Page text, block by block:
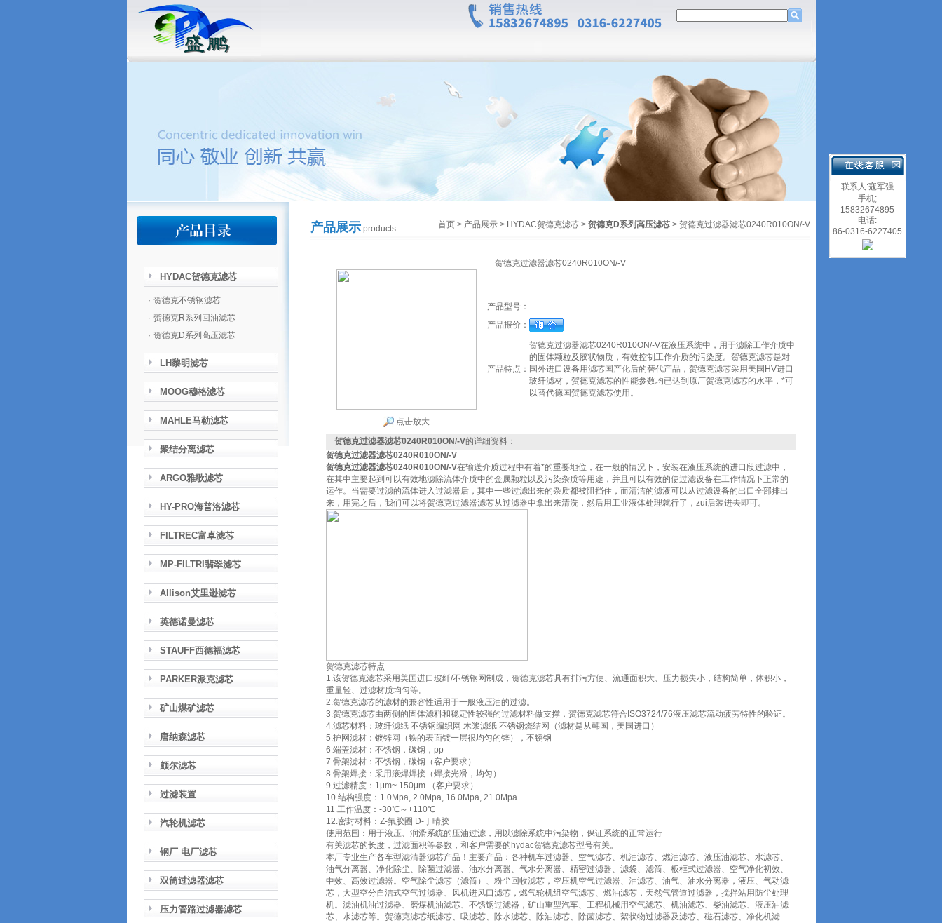
HYDAC贺德克滤芯
· 贺德克不锈钢滤芯
· 贺德克R系列回油滤芯
· 贺德克D系列高压滤芯
LH黎明滤芯
MOOG穆格滤芯
MAHLE马勒滤芯
聚结分离滤芯
ARGO雅歌滤芯
HY-PRO海普洛滤芯
FILTREC富卓滤芯
MP-FILTRI翡翠滤芯
Allison艾里逊滤芯
英德诺曼滤芯
STAUFF西德福滤芯
PARKER派克滤芯
矿山煤矿滤芯
唐纳森滤芯
颇尔滤芯
过滤装置
汽轮机滤芯
钢厂 电厂滤芯
双筒过滤器滤芯
压力管路过滤器滤芯
产品展示 products 首页 > 产品展示 > HYDAC贺德克滤芯 > 贺德克D系列高压滤芯 > 贺德克过滤器滤芯0240R010ON/-V
贺德克过滤器滤芯0240R010ON/-V
点击放大
产品型号：
产品报价：
产品特点：
贺德克过滤器滤芯0240R010ON/-V在液压系统中，用于滤除工作介质中
的固体颗粒及胶状物质，有效控制工作介质的污染度。贺德克滤芯是对
国外进口设备用滤芯国产化后的替代产品，贺德克滤芯采用美国HV进口
玻纤滤材，贺德克滤芯的性能参数均已达到原厂贺德克滤芯的水平，*可
以替代德国贺德克滤芯使用。
贺德克过滤器滤芯0240R010ON/-V的详细资料：
贺德克过滤器滤芯0240R010ON/-V
贺德克过滤器滤芯0240R010ON/-V在输送介质过程中有着*的重要地位，在一般的情况下，安装在液压系统的进口段过滤中，
在其中主要起到可以有效地滤除流体介质中的金属颗粒以及污染杂质等用途，并且可以有效的使过滤设备在工作情况下正常的
运作。当需要过滤的流体进入过滤器后，其中一些过滤出来的杂质都被阻挡住，而清洁的滤液可以从过滤设备的出口全部排出
来，用完之后，我们可以将贺德克过滤器滤芯从过滤器中拿出来清洗，然后用工业液体处理就行了，zui后装进去即可。
贺德克滤芯特点
1.该贺德克滤芯采用美国进口玻纤/不锈钢网制成，贺德克滤芯具有排污方便、流通面积大、压力损失小，结构简单，体积小，
重量轻、过滤材质均匀等。
2.贺德克滤芯的滤材的兼容性适用于一般液压油的过滤。
3.贺德克滤芯由两侧的固体滤料和稳定性较强的过滤材料做支撑，贺德克滤芯符合ISO3724/76液压滤芯流动疲劳特性的验证。
4.滤芯材料：玻纤滤纸 不锈钢编织网 木浆滤纸 不锈钢烧结网（滤材是从韩国，美国进口）
5.护网滤材：镀锌网（铁的表面镀一层很均匀的锌），不锈钢
6.端盖滤材：不锈钢，碳钢，pp
7.骨架滤材：不锈钢，碳钢（客户要求）
8.骨架焊接：采用滚焊焊接（焊接光滑，均匀）
9.过滤精度：1μm~ 150μm （客户要求）
10.结构强度：1.0Mpa, 2.0Mpa, 16.0Mpa, 21.0Mpa
11.工作温度：-30℃～+110℃
12.密封材料：Z-氟胶圈 D-丁晴胶
使用范围：用于液压、润滑系统的压油过滤，用以滤除系统中污染物，保证系统的正常运行
有关滤芯的长度，过滤面积等参数，和客户需要的hydac贺德克滤芯型号有关。
本厂专业生产各车型滤清器滤芯产品！主要产品：各种机车过滤器、空气滤芯、机油滤芯、燃油滤芯、液压油滤芯、水滤芯、
油气分离器、净化除尘、除菌过滤器、油水分离器、气水分离器、精密过滤器、滤袋、滤筒、板框式过滤器、空气净化初效、
中效、高效过滤器。空气除尘滤芯（滤筒）、粉尘回收滤芯，空压机空气过滤器、油滤芯、油气、油水分离器，液压、气动滤
芯，大型空分自洁式空气过滤器、风机进风口滤芯，燃气轮机组空气滤芯、燃油滤芯，天然气管道过滤器，搅拌站用防尘处理
机。滤油机油过滤器、磨煤机油滤芯、不锈钢过滤器，矿山重型汽车、工程机械用空气滤芯、机油滤芯、柴油滤芯、液压油滤
芯、水滤芯等。贺德克滤芯纸滤芯、吸滤芯、除水滤芯、除油滤芯、除菌滤芯、絮状物过滤器及滤芯、磁石滤芯、净化机滤
联系人:寇军强
手机;
15832674895
电话:
86-0316-6227405